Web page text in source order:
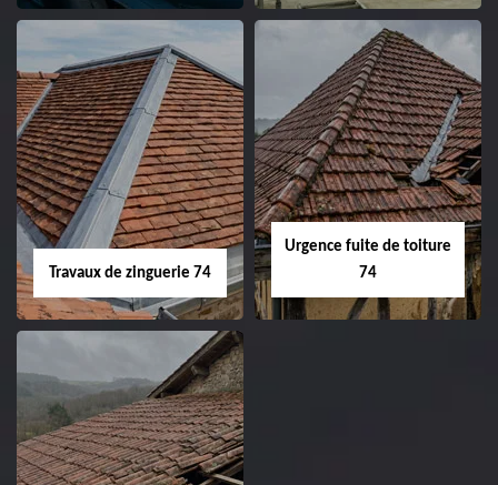
Travaux de zinguerie 74
Urgence fuite de toiture
74